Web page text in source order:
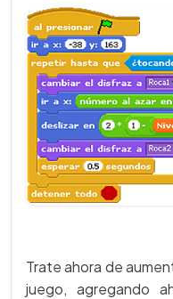
Trate ahora de
juego, agregando